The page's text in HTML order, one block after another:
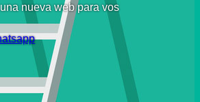
nueva web para vos